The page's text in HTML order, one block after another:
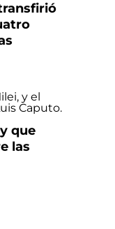
que
las